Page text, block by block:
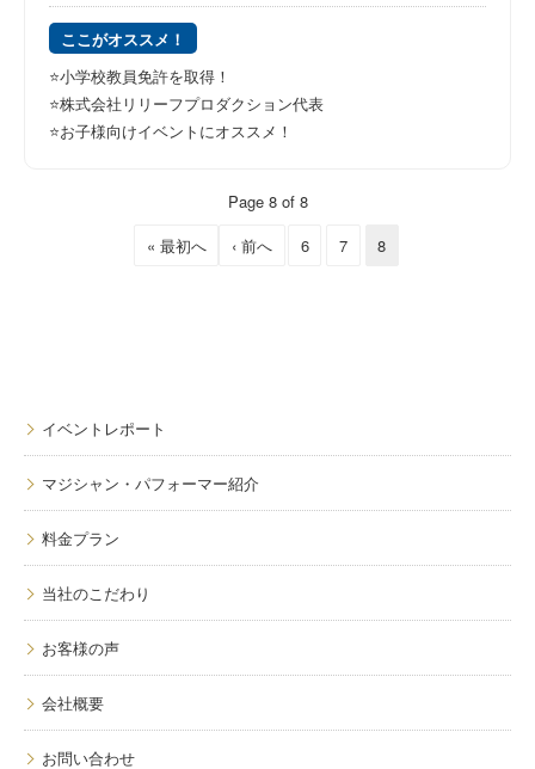
ここがオススメ！
⭐️小学校教員免許を取得！
⭐️株式会社リリーフプロダクション代表
⭐️お子様向けイベントにオススメ！
Page 8 of 8
« 最初へ
‹ 前へ 6 7 8
イベントレポート
マジシャン・パフォーマー紹介
料金プラン
当社のこだわり
お客様の声
会社概要
お問い合わせ